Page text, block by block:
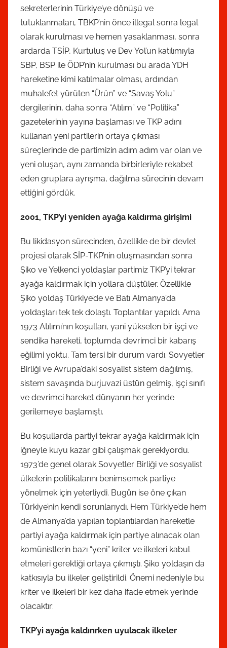
sekreterlerinin Türkiye’ye dönüşü ve
tutuklanmaları, TBKP’nin önce illegal sonra legal
olarak kurulması ve hemen yasaklanması, sonra
ardarda TSİP, Kurtuluş ve Dev Yol’un katılımıyla
SBP, BSP ile ÖDP’nin kurulması bu arada YDH
hareketine kimi katılmalar olması, ardından
muhalefet yürüten “Ürün” ve “Savaş Yolu”
dergilerinin, daha sonra “Atılım” ve “Politika”
gazetelerinin yayına başlaması ve TKP adını
kullanan yeni partilerin ortaya çıkması
süreçlerinde de partimizin adım adım var olan ve
yeni oluşan, aynı zamanda birbirleriyle rekabet
eden gruplara ayrışma, dağılma sürecinin devam
ettiğini gördük.
2001, TKP’yi yeniden ayağa kaldırma girişimi
Bu likidasyon sürecinden, özellikle de bir devlet
projesi olarak SİP-TKP’nin oluşmasından sonra
Şiko ve Yelkenci yoldaşlar partimiz TKP’yi tekrar
ayağa kaldırmak için yollara düştüler. Özellikle
Şiko yoldaş Türkiye’de ve Batı Almanya’da
yoldaşları tek tek dolaştı. Toplantılar yapıldı. Ama
1973 Atılımı’nın koşulları, yani yükselen bir işçi ve
sendika hareketi, toplumda devrimci bir kabarış
eğilimi yoktu. Tam tersi bir durum vardı. Sovyetler
Birliği ve Avrupa’daki sosyalist sistem dağılmış,
sistem savaşında burjuvazi üstün gelmiş, işçi sınıfı
ve devrimci hareket dünyanın her yerinde
gerilemeye başlamıştı.
Bu koşullarda partiyi tekrar ayağa kaldırmak için
iğneyle kuyu kazar gibi çalışmak gerekiyordu.
1973’de genel olarak Sovyetler Birliği ve sosyalist
ülkelerin politikalarını benimsemek partiye
yönelmek için yeterliydi. Bugün ise öne çıkan
Türkiye’nin kendi sorunlarıydı. Hem Türkiye’de hem
de Almanya’da yapılan toplantılardan hareketle
partiyi ayağa kaldırmak için partiye alınacak olan
komünistlerin bazı “yeni” kriter ve ilkeleri kabul
etmeleri gerektiği ortaya çıkmıştı. Şiko yoldaşın da
katkısıyla bu ilkeler geliştirildi. Önemi nedeniyle bu
kriter ve ilkeleri bir kez daha ifade etmek yerinde
olacaktır:
TKP’yi ayağa kaldırırken uyulacak ilkeler